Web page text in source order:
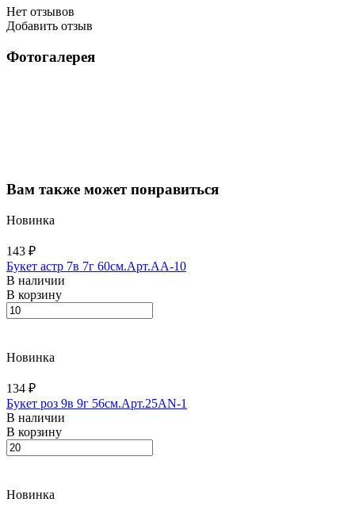
Нет отзывов
Добавить отзыв
Фотогалерея
Вам также может понравиться
Новинка
143 ₽
Букет астр 7в 7г 60см.Арт.AA-10
В наличии
В корзину
Новинка
134 ₽
Букет роз 9в 9г 56см.Арт.25AN-1
В наличии
В корзину
Новинка